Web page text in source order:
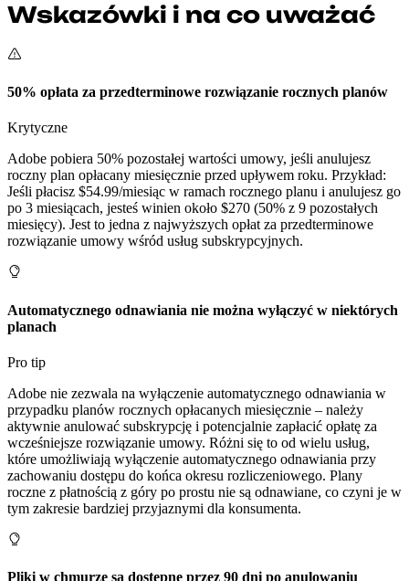
Wskazówki i na co uważać
50% opłata za przedterminowe rozwiązanie rocznych planów
Krytyczne
Adobe pobiera 50% pozostałej wartości umowy, jeśli anulujesz
roczny plan opłacany miesięcznie przed upływem roku. Przykład:
Jeśli płacisz $54.99/miesiąc w ramach rocznego planu i anulujesz go
po 3 miesiącach, jesteś winien około $270 (50% z 9 pozostałych
miesięcy). Jest to jedna z najwyższych opłat za przedterminowe
rozwiązanie umowy wśród usług subskrypcyjnych.
Automatycznego odnawiania nie można wyłączyć w niektórych
planach
Pro tip
Adobe nie zezwala na wyłączenie automatycznego odnawiania w
przypadku planów rocznych opłacanych miesięcznie – należy
aktywnie anulować subskrypcję i potencjalnie zapłacić opłatę za
wcześniejsze rozwiązanie umowy. Różni się to od wielu usług,
które umożliwiają wyłączenie automatycznego odnawiania przy
zachowaniu dostępu do końca okresu rozliczeniowego. Plany
roczne z płatnością z góry po prostu nie są odnawiane, co czyni je w
tym zakresie bardziej przyjaznymi dla konsumenta.
Pliki w chmurze są dostępne przez 90 dni po anulowaniu